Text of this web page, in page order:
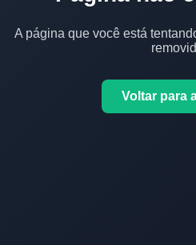
A página que você está
Voltar para